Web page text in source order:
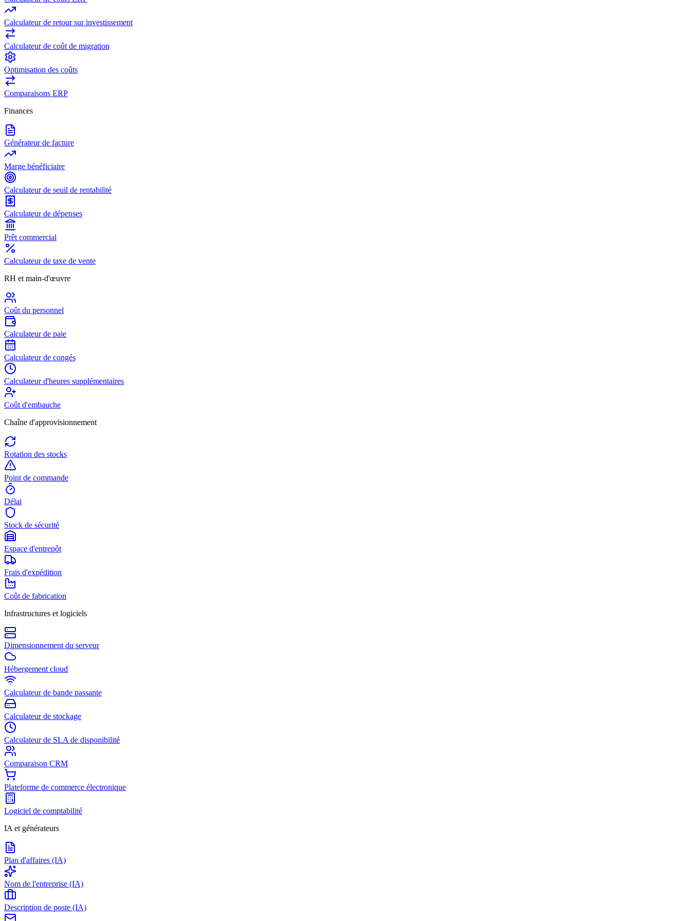
Calculateur de retour sur investissement
Calculateur de coût de migration
Optimisation des coûts
Comparaisons ERP
Finances
Générateur de facture
Marge bénéficiaire
Calculateur de seuil de rentabilité
Calculateur de dépenses
Prêt commercial
Calculateur de taxe de vente
RH et main-d'œuvre
Coût du personnel
Calculateur de paie
Calculateur de congés
Calculateur d'heures supplémentaires
Coût d'embauche
Chaîne d'approvisionnement
Rotation des stocks
Point de commande
Délai
Stock de sécurité
Espace d'entrepôt
Frais d'expédition
Coût de fabrication
Infrastructures et logiciels
Dimensionnement du serveur
Hébergement cloud
Calculateur de bande passante
Calculateur de stockage
Calculateur de SLA de disponibilité
Comparaison CRM
Plateforme de commerce électronique
Logiciel de comptabilité
IA et générateurs
Plan d'affaires (IA)
Nom de l'entreprise (IA)
Description de poste (IA)